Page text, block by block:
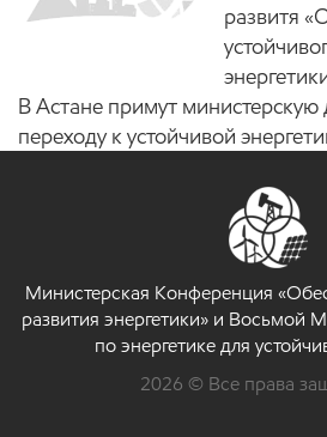
развитя
В Астане примут
переходу к устойчивой
Министерская Конференция
развития энергетики» и Восьмой
по энергетике для
2026 © Все права